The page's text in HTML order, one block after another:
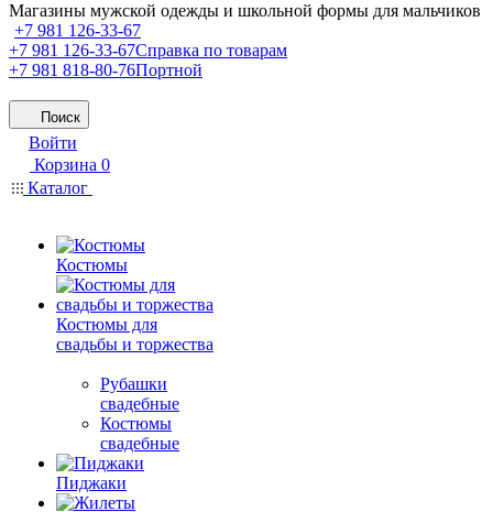
Магазины мужской одежды и школьной формы для мальчиков
+7 981 126-33-67
+7 981 126-33-67Справка по товарам
+7 981 818-80-76Портной
Поиск
Войти
Корзина 0
Каталог
Костюмы
Костюмы для
свадьбы и торжества
Рубашки
свадебные
Костюмы
свадебные
Пиджаки